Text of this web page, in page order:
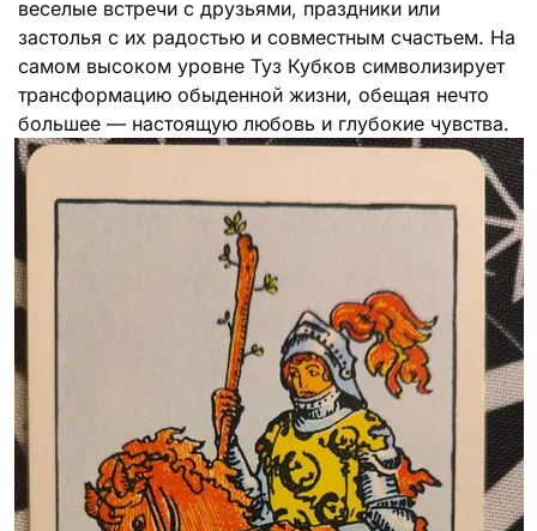
веселые встречи с друзьями, праздники или
застолья с их радостью и совместным счастьем. На
самом высоком уровне Туз Кубков символизирует
трансформацию обыденной жизни, обещая нечто
большее — настоящую любовь и глубокие чувства.